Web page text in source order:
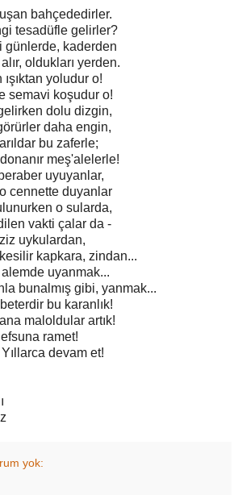
bahçededirler.
tesadüfle gelirler?
günlerde, kaderden
oldukları yerden.
yoludur o!
semavi koşudur o!
dolu dizgin,
daha engin,
bu zaferle;
meş'alelerle!
uyuyanlar,
cennette duyanlar
o sularda,
vakti çalar da -
uykulardan,
kapkara, zindan...
uyanmak...
bunalmış gibi, yanmak...
bu karanlık!
maloldular artık!
ramet!
devam et!
yok: